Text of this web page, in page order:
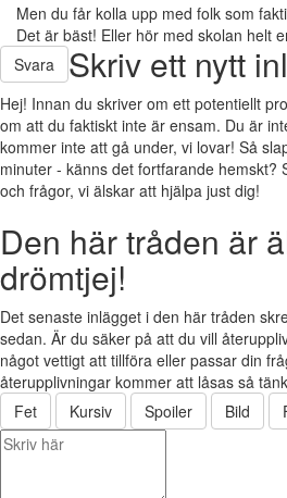
Men du får kolla upp med folk som
Det är bäst! Eller hör med skolan helt
Svara
Skriv ett nytt
Hej! Innan du skriver om ett potentiellt
om att du faktiskt inte är ensam. Du är
kommer inte att gå under, vi lovar! Så
minuter - känns det fortfarande hemskt?
och frågor, vi älskar att hjälpa just dig!
Den här tråden är
drömtjej!
Det senaste inlägget i den här tråden
sedan. Är du säker på att du vill
något vettigt att tillföra eller passar din
återupplivningar kommer att låsas så
Fet
Kursiv Spoiler Bild